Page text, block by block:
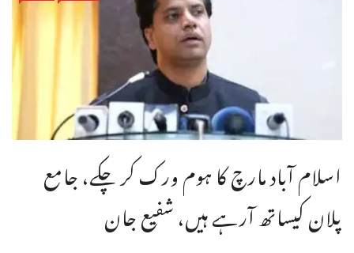
اسلام آباد مارچ کا ہوم ورک کر چکے، جامع
پلان کیساتھ آرہے ہیں، شفیع جان